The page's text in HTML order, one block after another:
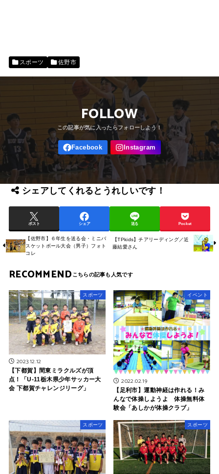
スポーツ 佐野市
FOLLOW
シェアしてくれるとうれしいです！
ポスト シェア 送る Pocket
【佐野市】６年生を送る会・ミニバ
スケットボール大会（男子）フォト
コレ
【TPkids】チアリーディング／近
藤結愛さん
RECOMMEND
スポーツ
2023.12.12
【下都賀】間東ミラクルズが頂
点！「U-11栃木県少年サッカー大
会 下都賀チャレンジリーグ」
イベント
2022.02.19
【足利市】運動神経は作れる！み
んなで体操しようよ 体操無料体
験会「あしかが体操クラブ」
スポーツ スポーツ